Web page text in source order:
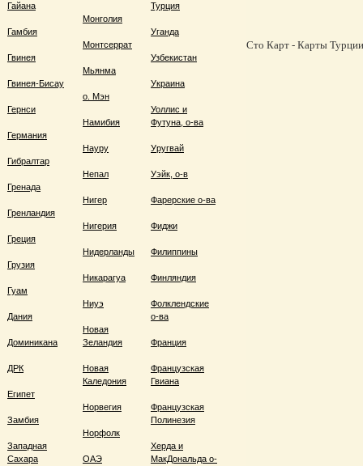
Гайана
Гамбия
Гвинея
Гвинея-Бисау
Гернси
Германия
Гибралтар
Гренада
Гренландия
Греция
Грузия
Гуам
Дания
Доминикана
ДРК
Египет
Замбия
Западная
Сахара
Монголия
Монтсеррат
Мьянма
о. Мэн
Намибия
Науру
Непал
Нигер
Нигерия
Нидерланды
Никарагуа
Ниуэ
Новая
Зеландия
Новая
Каледония
Норвегия
Норфолк
ОАЭ
Турция
Уганда
Узбекистан
Украина
Уоллис и
Футуна, о-ва
Уругвай
Уэйк, о-в
Фарерские о-ва
Фиджи
Филиппины
Финляндия
Фолклендские
о-ва
Франция
Французская
Гвиана
Французская
Полинезия
Херда и
МакДональда о-
Сто Карт - Карты